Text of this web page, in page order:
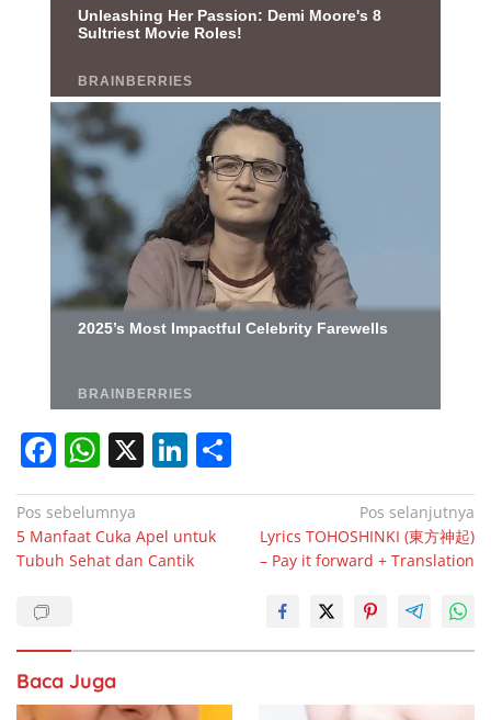
F
a
c
e
o
k
W
h
at
s
p
X Li
n
k
e
h
ar
Navigasi
pos
Pos sebelumnya
5 Manfaat Cuka Apel untuk
Tubuh Sehat dan Cantik
Pos selanjutnya
Lyrics TOHOSHINKI (東方神起)
– Pay it forward + Translation
Baca Juga